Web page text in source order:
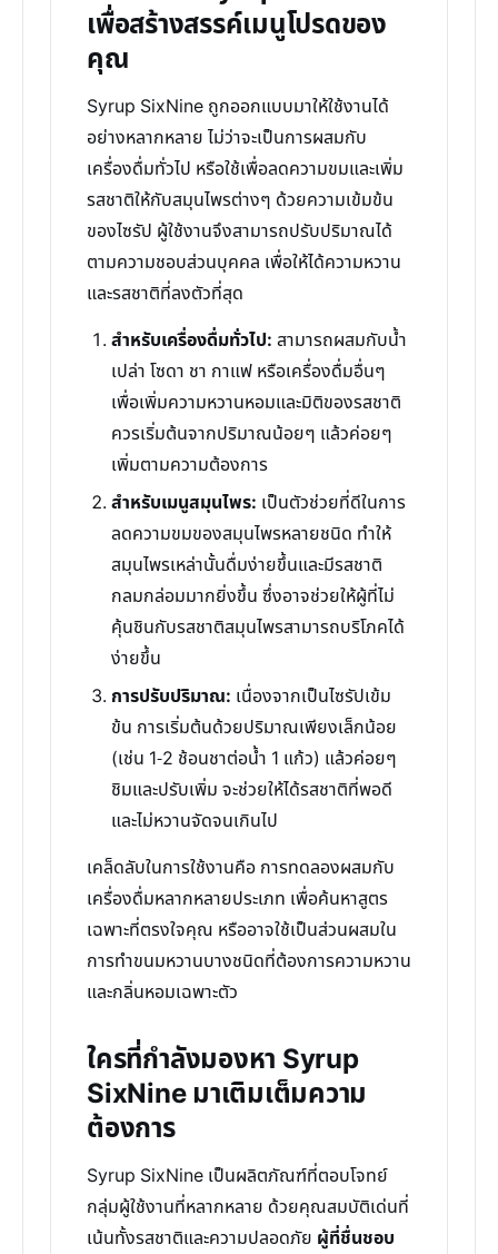
เพื่อสร้างสรรค์เมนูโปรดของ
คุณ
Syrup SixNine ถูกออกแบบมาให้ใช้งานได้
อย่างหลากหลาย ไม่ว่าจะเป็นการผสมกับ
เครื่องดื่มทั่วไป หรือใช้เพื่อลดความขมและเพิ่ม
รสชาติให้กับสมุนไพรต่างๆ ด้วยความเข้มข้น
ของไซรัป ผู้ใช้งานจึงสามารถปรับปริมาณได้
ตามความชอบส่วนบุคคล เพื่อให้ได้ความหวาน
และรสชาติที่ลงตัวที่สุด
สำหรับเครื่องดื่มทั่วไป: สามารถผสมกับน้ำ
เปล่า โซดา ชา กาแฟ หรือเครื่องดื่มอื่นๆ
เพื่อเพิ่มความหวานหอมและมิติของรสชาติ
ควรเริ่มต้นจากปริมาณน้อยๆ แล้วค่อยๆ
เพิ่มตามความต้องการ
สำหรับเมนูสมุนไพร: เป็นตัวช่วยที่ดีในการ
ลดความขมของสมุนไพรหลายชนิด ทำให้
สมุนไพรเหล่านั้นดื่มง่ายขึ้นและมีรสชาติ
กลมกล่อมมากยิ่งขึ้น ซึ่งอาจช่วยให้ผู้ที่ไม่
คุ้นชินกับรสชาติสมุนไพรสามารถบริโภคได้
ง่ายขึ้น
การปรับปริมาณ: เนื่องจากเป็นไซรัปเข้ม
ข้น การเริ่มต้นด้วยปริมาณเพียงเล็กน้อย
(เช่น 1-2 ช้อนชาต่อน้ำ 1 แก้ว) แล้วค่อยๆ
ชิมและปรับเพิ่ม จะช่วยให้ได้รสชาติที่พอดี
และไม่หวานจัดจนเกินไป
เคล็ดลับในการใช้งานคือ การทดลองผสมกับ
เครื่องดื่มหลากหลายประเภท เพื่อค้นหาสูตร
เฉพาะที่ตรงใจคุณ หรืออาจใช้เป็นส่วนผสมใน
การทำขนมหวานบางชนิดที่ต้องการความหวาน
และกลิ่นหอมเฉพาะตัว
ใครที่กำลังมองหา Syrup
SixNine มาเติมเต็มความ
ต้องการ
Syrup SixNine เป็นผลิตภัณฑ์ที่ตอบโจทย์
กลุ่มผู้ใช้งานที่หลากหลาย ด้วยคุณสมบัติเด่นที่
เน้นทั้งรสชาติและความปลอดภัย ผู้ที่ชื่นชอบ